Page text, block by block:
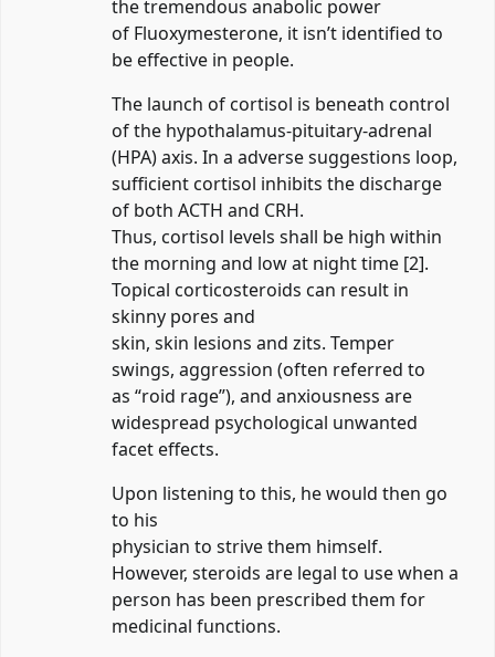
the tremendous anabolic power
of Fluoxymesterone, it isn’t identified to
be effective in people.
The launch of cortisol is beneath control
of the hypothalamus-pituitary-adrenal
(HPA) axis. In a adverse suggestions loop,
sufficient cortisol inhibits the discharge
of both ACTH and CRH.
Thus, cortisol levels shall be high within
the morning and low at night time [2].
Topical corticosteroids can result in
skinny pores and
skin, skin lesions and zits. Temper
swings, aggression (often referred to
as “roid rage”), and anxiousness are
widespread psychological unwanted
facet effects.
Upon listening to this, he would then go
to his
physician to strive them himself.
However, steroids are legal to use when a
person has been prescribed them for
medicinal functions.